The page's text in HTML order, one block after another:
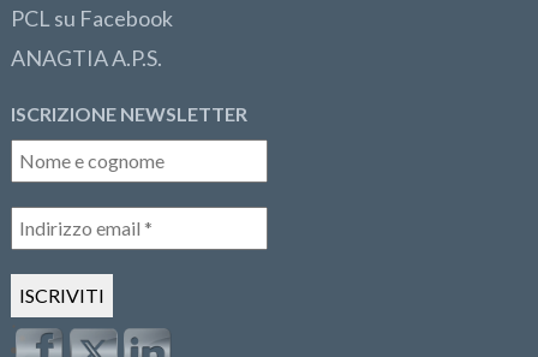
PCL su Facebook
ANAGTIA A.P.S.
ISCRIZIONE NEWSLETTER